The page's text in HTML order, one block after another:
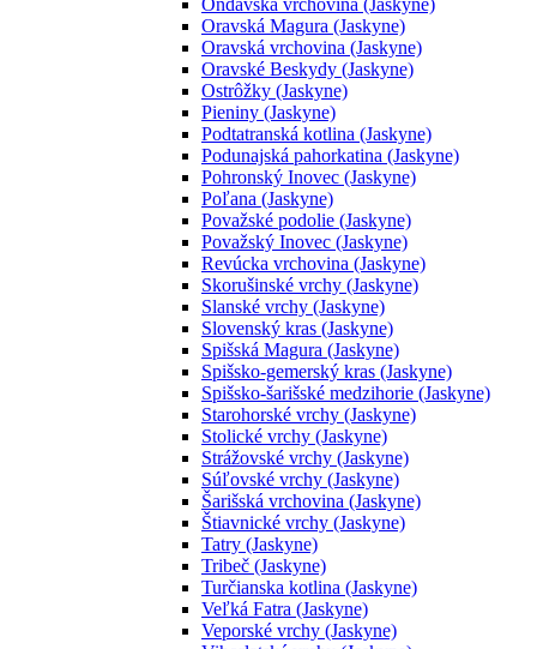
Oravská Magura (Jaskyne)
Oravská vrchovina (Jaskyne)
Oravské Beskydy (Jaskyne)
Ostrôžky (Jaskyne)
Pieniny (Jaskyne)
Podtatranská kotlina (Jaskyne)
Podunajská pahorkatina (Jaskyne)
Pohronský Inovec (Jaskyne)
Poľana (Jaskyne)
Považské podolie (Jaskyne)
Považský Inovec (Jaskyne)
Revúcka vrchovina (Jaskyne)
Skorušinské vrchy (Jaskyne)
Slanské vrchy (Jaskyne)
Slovenský kras (Jaskyne)
Spišská Magura (Jaskyne)
Spišsko-gemerský kras (Jaskyne)
Spišsko-šarišské medzihorie (Jaskyne)
Starohorské vrchy (Jaskyne)
Stolické vrchy (Jaskyne)
Strážovské vrchy (Jaskyne)
Súľovské vrchy (Jaskyne)
Šarišská vrchovina (Jaskyne)
Štiavnické vrchy (Jaskyne)
Tatry (Jaskyne)
Tribeč (Jaskyne)
Turčianska kotlina (Jaskyne)
Veľká Fatra (Jaskyne)
Veporské vrchy (Jaskyne)